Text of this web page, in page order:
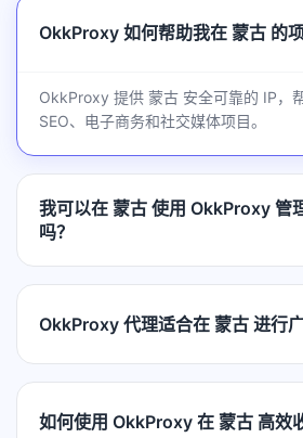
OkkProxy 如何帮助我在 蒙古 的项
OkkProxy 提供 蒙古 安全可靠的 IP，
SEO、电子商务和社交媒体项目。
我可以在 蒙古 使用 OkkProxy 管
吗？
OkkProxy 代理适合在 蒙古 进行
如何使用 OkkProxy 在 蒙古 高效